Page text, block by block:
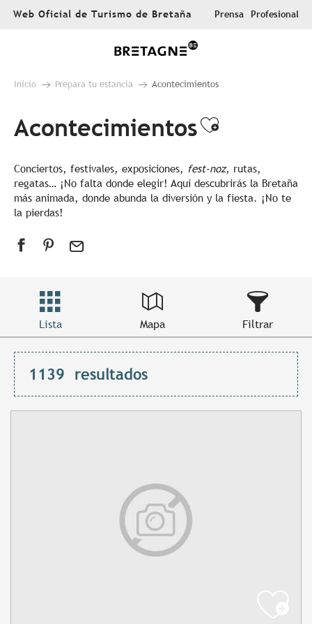
AllerWeb Oficial de Turismo de Bretaña Prensa Profesional
Inicio Prepara tu estancia Acontecimientos
AcontecimientosAjouter
Conciertos, festivales, exposiciones, fest-noz, rutas,
regatas… ¡No falta donde elegir! Aquí descubrirás la Bretaña
más animada, donde abunda la diversión y la fiesta. ¡No te
la pierdas!
Lista Mapa Filtrar
1139 resultados